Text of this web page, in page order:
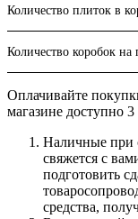
Количество плиток в
Количество коробок на
Оплачивайте
магазине доступно
Наличные при
свяжется с
подготовить
средства,